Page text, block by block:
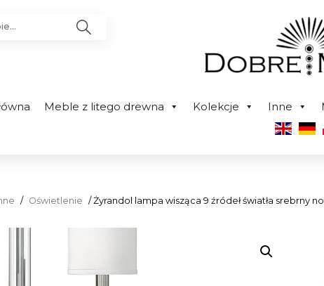
Meble z litego drewna Kolekcje Inne
/ Oświetlenie / Żyrandol lampa wisząca 9 źródeł światła srebrny